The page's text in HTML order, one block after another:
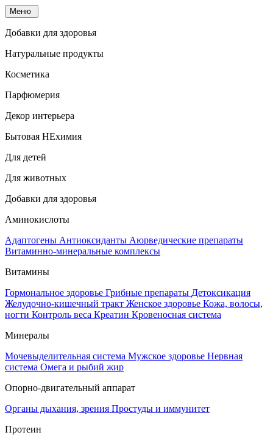
Меню
Добавки для здоровья
Натуральные продукты
Косметика
Парфюмерия
Декор интерьера
Бытовая НЕхимия
Для детей
Для животных
Добавки для здоровья
Аминокислоты
Адаптогены Антиоксиданты Аюрведические препараты
Витаминно-минеральные комплексы
Витамины
Гормональное здоровье Грибные препараты Детоксикация
Желудочно-кишечный тракт Женское здоровье Кожа, волосы,
ногти Контроль веса Креатин Кровеносная система
Минералы
Мочевыделительная система Мужское здоровье Нервная
система Омега и рыбий жир
Опорно-двигательный аппарат
Органы дыхания, зрения Простуды и иммунитет
Протеин